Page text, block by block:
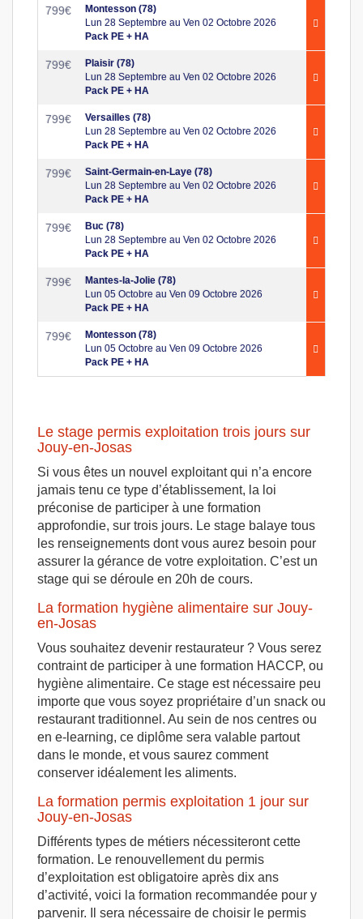
799€
Montesson (78)
Lun 28 Septembre au Ven 02 Octobre 2026
Pack PE + HA
799€
Plaisir (78)
Lun 28 Septembre au Ven 02 Octobre 2026
Pack PE + HA
799€
Versailles (78)
Lun 28 Septembre au Ven 02 Octobre 2026
Pack PE + HA
799€
Saint-Germain-en-Laye (78)
Lun 28 Septembre au Ven 02 Octobre 2026
Pack PE + HA
799€
Buc (78)
Lun 28 Septembre au Ven 02 Octobre 2026
Pack PE + HA
799€
Mantes-la-Jolie (78)
Lun 05 Octobre au Ven 09 Octobre 2026
Pack PE + HA
799€
Montesson (78)
Lun 05 Octobre au Ven 09 Octobre 2026
Pack PE + HA
Le stage permis exploitation trois jours sur
Jouy-en-Josas
Si vous êtes un nouvel exploitant qui n’a encore
jamais tenu ce type d’établissement, la loi
préconise de participer à une formation
approfondie, sur trois jours. Le stage balaye tous
les renseignements dont vous aurez besoin pour
assurer la gérance de votre exploitation. C’est un
stage qui se déroule en 20h de cours.
La formation hygiène alimentaire sur Jouy-
en-Josas
Vous souhaitez devenir restaurateur ? Vous serez
contraint de participer à une formation HACCP, ou
hygiène alimentaire. Ce stage est nécessaire peu
importe que vous soyez propriétaire d’un snack ou
restaurant traditionnel. Au sein de nos centres ou
en e-learning, ce diplôme sera valable partout
dans le monde, et vous saurez comment
conserver idéalement les aliments.
La formation permis exploitation 1 jour sur
Jouy-en-Josas
Différents types de métiers nécessiteront cette
formation. Le renouvellement du permis
d’exploitation est obligatoire après dix ans
d’activité, voici la formation recommandée pour y
parvenir. Il sera nécessaire de choisir le permis